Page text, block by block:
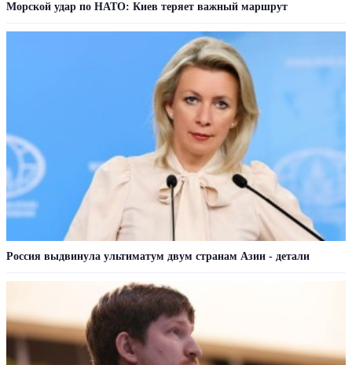
Морской удар по НАТО: Киев теряет важный маршрут
Россия выдвинула ультиматум двум странам Азии - детали